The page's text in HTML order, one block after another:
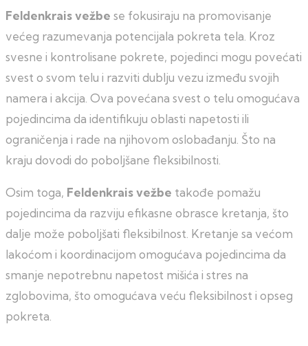
Feldenkrais vežbe se fokusiraju na promovisanje
većeg razumevanja potencijala pokreta tela. Kroz
svesne i kontrolisane pokrete, pojedinci mogu povećati
svest o svom telu i razviti dublju vezu između svojih
namera i akcija. Ova povećana svest o telu omogućava
pojedincima da identifikuju oblasti napetosti ili
ograničenja i rade na njihovom oslobađanju. Što na
kraju dovodi do poboljšane fleksibilnosti.
Osim toga, Feldenkrais vežbe takođe pomažu
pojedincima da razviju efikasne obrasce kretanja, što
dalje može poboljšati fleksibilnost. Kretanje sa većom
lakoćom i koordinacijom omogućava pojedincima da
smanje nepotrebnu napetost mišića i stres na
zglobovima, što omogućava veću fleksibilnost i opseg
pokreta.